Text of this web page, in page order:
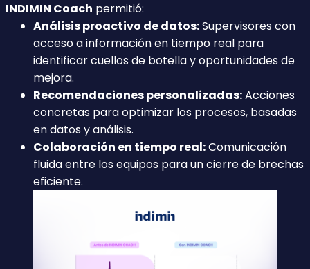
INDIMIN Coach permitió:
Análisis proactivo de datos:Supervisores con
acceso a información en tiempo real para
identificar cuellos de botella y oportunidades de
mejora.
Recomendaciones personalizadas:Acciones
concretas para optimizar los procesos, basadas
en datos y análisis.
Colaboración en tiempo real:Comunicación
fluida entre los equipos para un cierre de brechas
eficiente.